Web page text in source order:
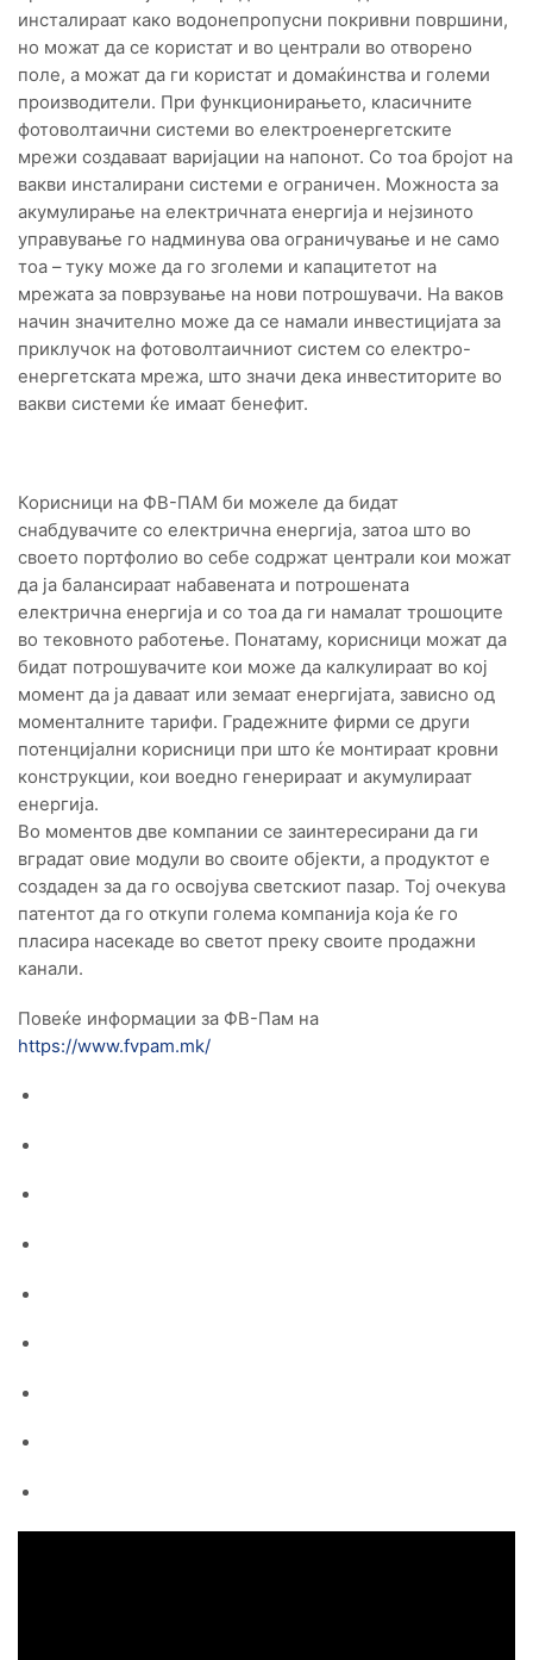
инсталираат како водонепропусни покривни површини,
но можат да се користат и во централи во отворено
поле, а можат да ги користат и домаќинства и големи
производители. При функционирањето, класичните
фотоволтаични системи во електроенергетските
мрежи создаваат варијации на напонот. Со тоа бројот на
вакви инсталирани системи е ограничен. Можноста за
акумулирање на електричната енергија и нејзиното
управување го надминува ова ограничување и не само
тоа – туку може да го зголеми и капацитетот на
мрежата за поврзување на нови потрошувачи. На ваков
начин значително може да се намали инвестицијата за
приклучок на фотоволтаичниот систем со електро-
енергетската мрежа, што значи дека инвеститорите во
вакви системи ќе имаат бенефит.
Корисници на ФВ-ПАМ би можеле да бидат
снабдувачите со електрична енергија, затоа што во
своето портфолио во себе содржат централи кои можат
да ја балансираат набавената и потрошената
електрична енергија и со тоа да ги намалат трошоците
во тековното работење. Понатаму, корисници можат да
бидат потрошувачите кои може да калкулираат во кој
момент да ја даваат или земаат енергијата, зависно од
моменталните тарифи. Градежните фирми се други
потенцијални корисници при што ќе монтираат кровни
конструкции, кои воедно генерираат и акумулираат
енергија.
Во моментов две компании се заинтересирани да ги
вградат овие модули во своите објекти, а продуктот е
создаден за да го освојува светскиот пазар. Тој очекува
патентот да го откупи голема компанија која ќе го
пласира насекаде во светот преку своите продажни
канали.
Повеќе информации за ФВ-Пам на
https://www.fvpam.mk/